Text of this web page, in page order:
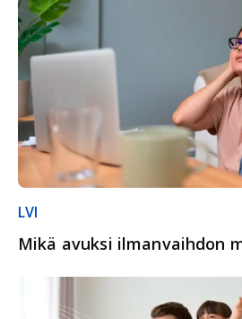
LVI
Mikä avuksi ilmanvaihdon